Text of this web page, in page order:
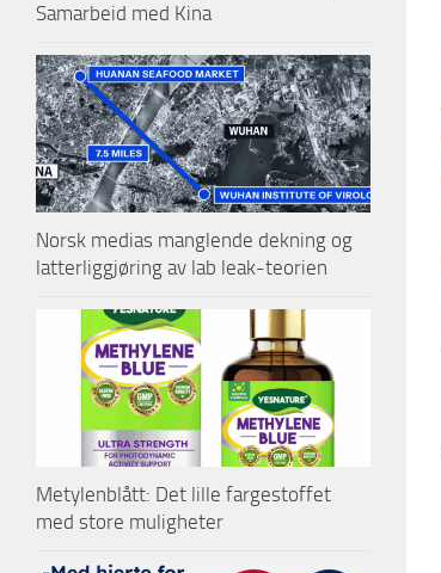
Samarbeid med Kina
Norsk medias manglende dekning og
latterliggjøring av lab leak-teorien
Metylenblått: Det lille fargestoffet
med store muligheter